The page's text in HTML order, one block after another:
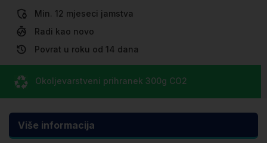
Min. 12 mjeseci jamstva
Radi kao novo
Povrat u roku od 14 dana
Okoljevarstveni prihranek 300g CO2
Više informacija